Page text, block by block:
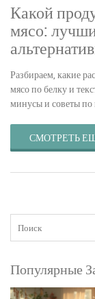
Какой
мясо:
Разбираем, какие
мясо по белку и
минусы и советы
СМОТРЕТЬ
Популярные